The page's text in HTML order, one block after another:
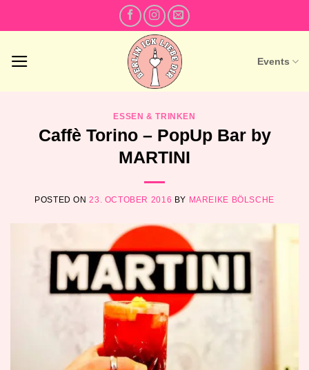
to
Events
ESSEN & TRINKEN
Caffè Torino – PopUp Bar by
MARTINI
POSTED ON23. OCTOBER 2016 BY MAREIKE BÖLSCHE